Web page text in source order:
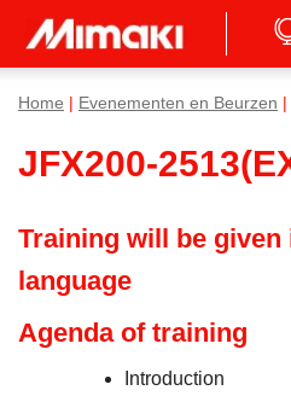
Home Evenementen en Beurzen
JFX200-
Training will be given
language
Agenda of training
Introduction